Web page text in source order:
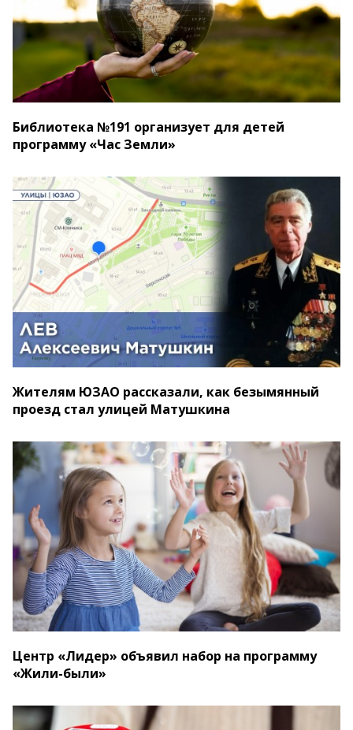
Библиотека №191 организует для детей
программу «Час Земли»
Жителям ЮЗАО рассказали, как безымянный
проезд стал улицей Матушкина
Центр «Лидер» объявил набор на программу
«Жили-были»